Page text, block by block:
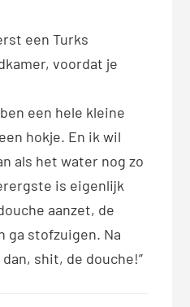
een Turks
voordat je
een hele kleine
hokje. En ik wil
als het water nog zo
is eigenlijk
aanzet, de
ga stofzuigen. Na
shit, de douche!”